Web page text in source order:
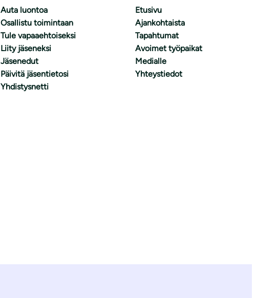
Auta luontoa
Osallistu toimintaan
Tule vapaaehtoiseksi
Liity jäseneksi
Jäsenedut
Päivitä jäsentietosi
Yhdistysnetti
Etusivu
Ajankohtaista
Tapahtumat
Avoimet työpaikat
Medialle
Yhteystiedot